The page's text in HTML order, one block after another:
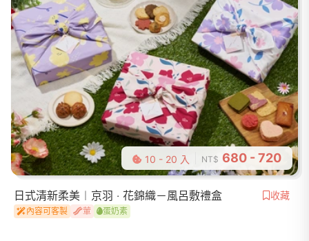
10 - 20 入 NT$ 680 - 720
日式清新柔美︱京羽 ‧ 花錦織－風呂敷禮盒 收藏
內容可客製 葷 蛋奶素